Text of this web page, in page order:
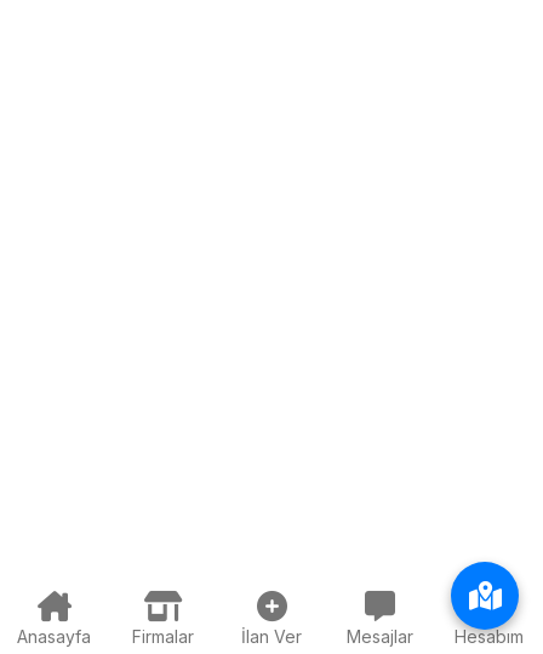
Anasayfa Firmalar İlan Ver Mesajlar Hesabım